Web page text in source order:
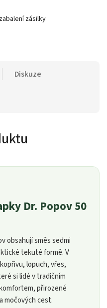
zásilky
Diskuze
Dr. Popov 50
obsahují směs sedmi
tekuté formě. V
lopuch, vřes,
si lidé v tradičním
přirozené
močových cest.